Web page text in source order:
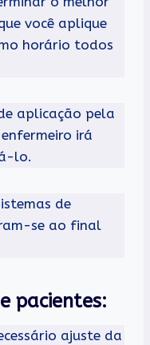
você aplique
horário todos
aplicação pela
irá
lo.
de
se ao final
pacientes:
ajuste da